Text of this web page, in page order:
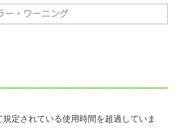
ー・ワーニング
定されている使用時間を超過していま